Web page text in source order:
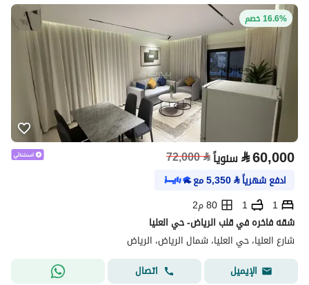
16.6% خصم
⃁60,000 سنوياً⃁
72,000
ادفع شهرياً⃁
5,350مع
1
1
80 م2
شقه فاخره في قلب الرياض- حي العليا
شارع العليا، حي العليا، شمال الرياض، الرياض
الإيميل
اتصال